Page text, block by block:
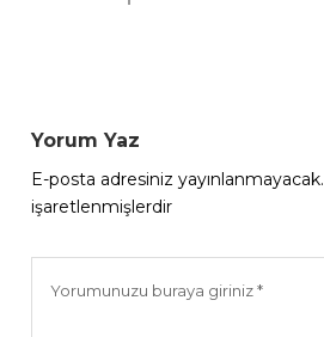
Yorum Yaz
E-posta adresiniz yayınlanmayacak.
işaretlenmişlerdir